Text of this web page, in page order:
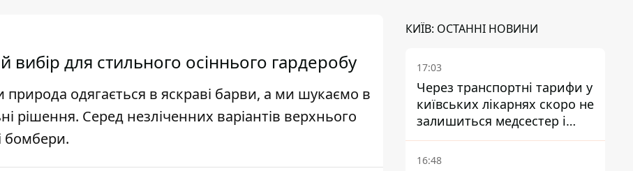
вибір для стильного осіннього гардеробу
одягається в яскраві барви, а ми шукаємо в
рішення. Серед незліченних варіантів верхнього
бомбери.
КИЇВ: ОСТАННІ НОВИНИ
17:03
Через транспортні тарифи у
київських лікарнях скоро не
залишиться медсестер і
санітарок - професор
Голубовська
16:48